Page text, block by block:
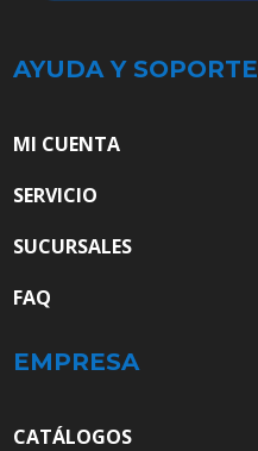
AYUDA Y SOPORTE
MI CUENTA
SERVICIO
SUCURSALES
FAQ
EMPRESA
CATÁLOGOS